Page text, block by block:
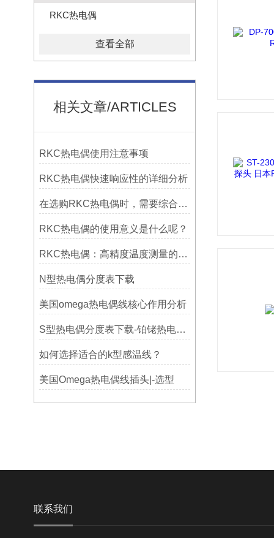
RKC热电偶
查看全部
相关文章/ARTICLES
RKC热电偶使用注意事项
RKC热电偶快速响应性的详细分析
在选购RKC热电偶时，需要综合考虑多个因素
RKC热电偶的使用意义是什么呢？
RKC热电偶：高精度温度测量的理想选择
N型热电偶分度表下载
美国omega热电偶线核心作用分析
S型热电偶分度表下载-铂铑热电偶分度表
如何选择适合的k型感温线？
美国Omega热电偶线插头|-选型
联系我们